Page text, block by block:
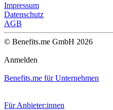
Impressum
Datenschutz
AGB
© Benefits.me GmbH 2026
Anmelden
Benefits.me für Unternehmen
Für Anbieter:innen